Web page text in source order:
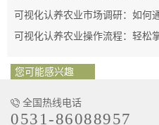
可视化认养农业市场调研：如何
可视化认养农业操作流程：轻松
您可能感兴趣
全国热线电话
0531-86088957